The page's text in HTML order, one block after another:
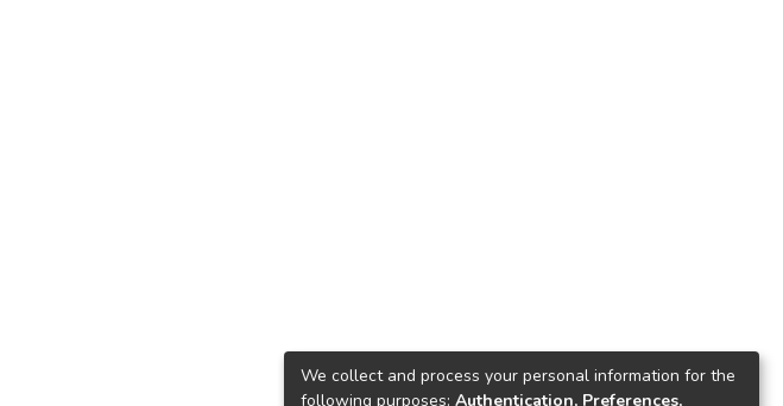
We collect and process your personal information for the
following purposes: Authentication, Preferences,